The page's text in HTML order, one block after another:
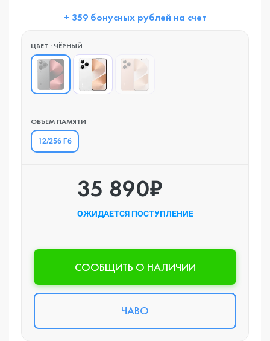
+ 359 бонусных рублей на счет
ЦВЕТ : ЧЁРНЫЙ
ОБЪЕМ ПАМЯТИ
12/256 Гб
35 890₽
ОЖИДАЕТСЯ ПОСТУПЛЕНИЕ
CООБЩИТЬ О НАЛИЧИИ
ЧАВО